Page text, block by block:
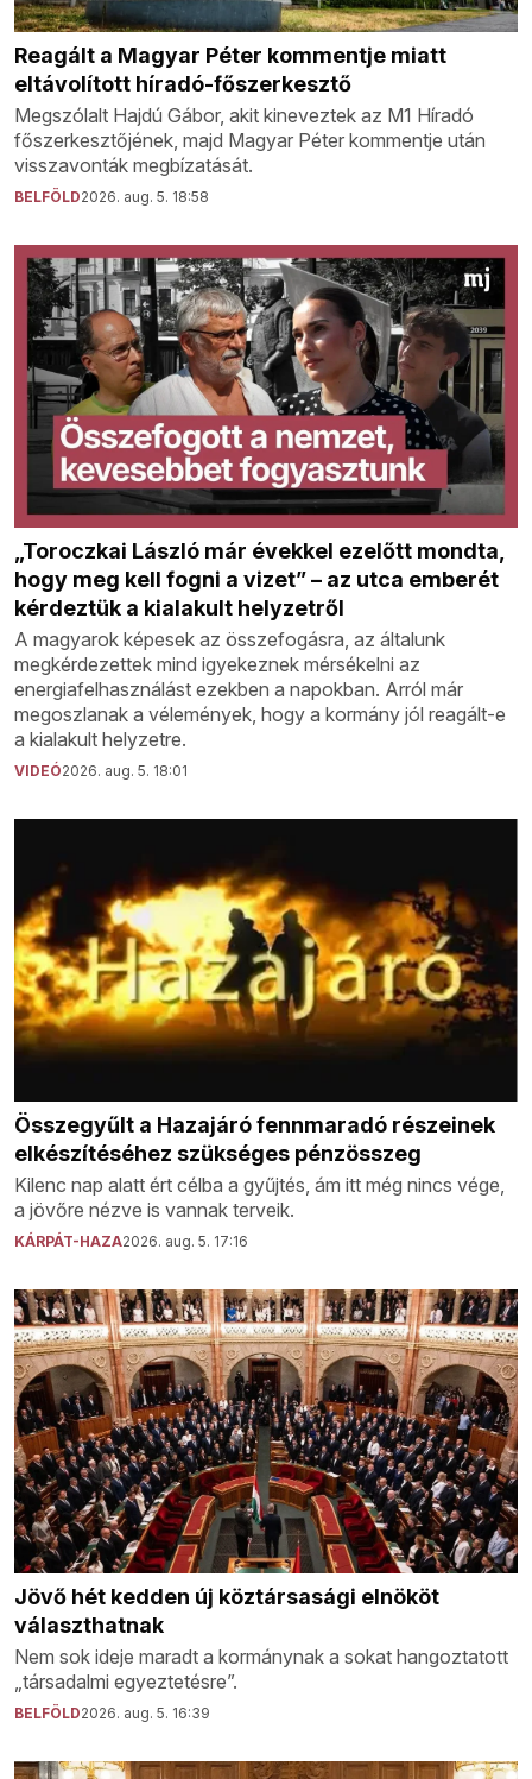
Reagált a Magyar Péter kommentje miatt
eltávolított híradó-főszerkesztő
Megszólalt Hajdú Gábor, akit kineveztek az M1 Híradó
főszerkesztőjének, majd Magyar Péter kommentje után
visszavonták megbízatását.
BELFÖLD2026. aug. 5. 18:58
„Toroczkai László már évekkel ezelőtt mondta,
hogy meg kell fogni a vizet” – az utca emberét
kérdeztük a kialakult helyzetről
A magyarok képesek az összefogásra, az általunk
megkérdezettek mind igyekeznek mérsékelni az
energiafelhasználást ezekben a napokban. Arról már
megoszlanak a vélemények, hogy a kormány jól reagált-e
a kialakult helyzetre.
VIDEÓ2026. aug. 5. 18:01
Összegyűlt a Hazajáró fennmaradó részeinek
elkészítéséhez szükséges pénzösszeg
Kilenc nap alatt ért célba a gyűjtés, ám itt még nincs vége,
a jövőre nézve is vannak terveik.
KÁRPÁT-HAZA2026. aug. 5. 17:16
Jövő hét kedden új köztársasági elnököt
választhatnak
Nem sok ideje maradt a kormánynak a sokat hangoztatott
„társadalmi egyeztetésre”.
BELFÖLD2026. aug. 5. 16:39